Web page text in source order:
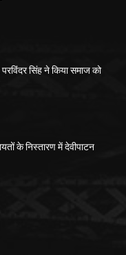
सिंह ने किया समाज को
के निस्तारण में देवीपाटन